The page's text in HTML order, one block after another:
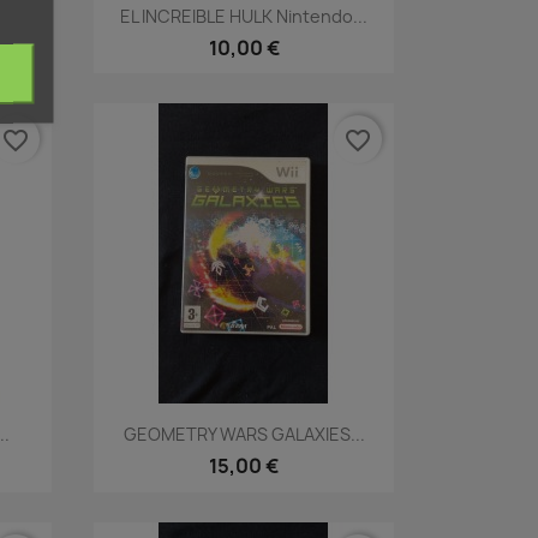
Vista rápida
EL INCREIBLE HULK Nintendo...
10,00 €
favorite_border
Vista rápida
GEOMETRY WARS GALAXIES...
15,00 €
favorite_border